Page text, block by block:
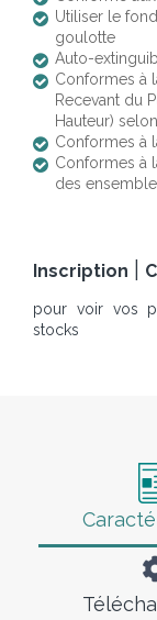
Utiliser le
goulotte
Auto-
Conformes à
Recevant du
Hauteur)
Conformes à
Conformes à
des
Inscription
pour voir vos
stocks